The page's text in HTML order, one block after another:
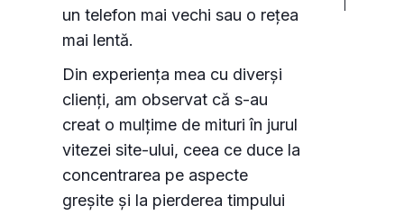
un telefon mai vechi sau o rețea
mai lentă.
Din experiența mea cu diverși
clienți, am observat că s-au
creat o mulțime de mituri în jurul
vitezei site-ului, ceea ce duce la
concentrarea pe aspecte
greșite și la pierderea timpului